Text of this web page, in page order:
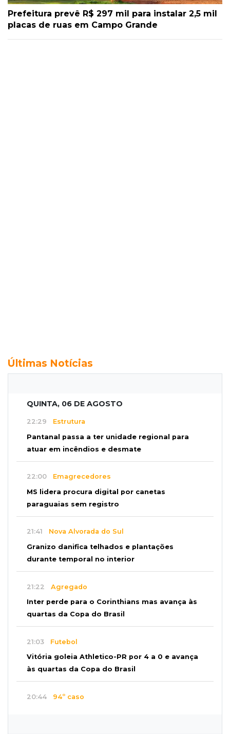
Prefeitura prevê R$ 297 mil para instalar 2,5 mil
placas de ruas em Campo Grande
Últimas Notícias
QUINTA, 06 DE AGOSTO
22:29 Estrutura
Pantanal passa a ter unidade regional para
atuar em incêndios e desmate
22:00 Emagrecedores
MS lidera procura digital por canetas
paraguaias sem registro
21:41 Nova Alvorada do Sul
Granizo danifica telhados e plantações
durante temporal no interior
21:22 Agregado
Inter perde para o Corinthians mas avança às
quartas da Copa do Brasil
21:03 Futebol
Vitória goleia Athletico-PR por 4 a 0 e avança
às quartas da Copa do Brasil
20:44 94º caso